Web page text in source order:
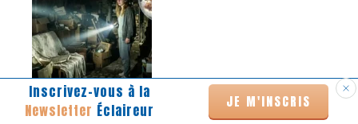
La lumière qui n’a jamais arrêté de
Inscrivez-vous à la
Newsletter Éclaireur JE M'INSCRIS